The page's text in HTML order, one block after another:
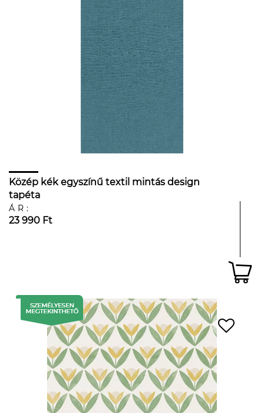
Közép kék egyszínű textil mintás design
tapéta
ÁR:
23 990 Ft